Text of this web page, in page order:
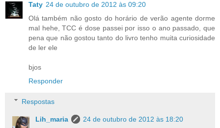
Taty 24 de outubro de 2012 às 09:20
Olá também não gosto do horário de verão agente dorme
mal hehe, TCC é dose passei por isso o ano passado, que
pena que não gostou tanto do livro tenho muita curiosidade
de ler ele
bjos
Responder
Respostas
Lih_maria
24 de outubro de 2012 às 18:20